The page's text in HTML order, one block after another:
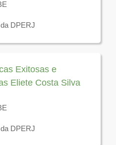
DPERJ
até 31 de dezembro de
Exitosas e
Eliete Costa Silva
DPERJ